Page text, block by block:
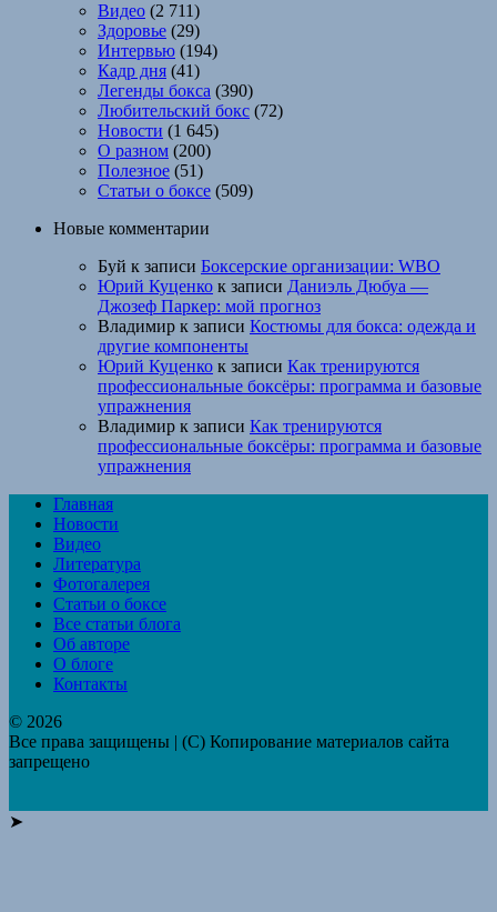
Видео (2 711)
Здоровье (29)
Интервью (194)
Кадр дня (41)
Легенды бокса (390)
Любительский бокс (72)
Новости (1 645)
О разном (200)
Полезное (51)
Статьи о боксе (509)
Новые комментарии
Буй к записи Боксерские организации: WBO
Юрий Куценко к записи Даниэль Дюбуа —
Джозеф Паркер: мой прогноз
Владимир к записи Костюмы для бокса: одежда и
другие компоненты
Юрий Куценко к записи Как тренируются
профессиональные боксёры: программа и базовые
упражнения
Владимир к записи Как тренируются
профессиональные боксёры: программа и базовые
упражнения
Главная
Новости
Видео
Литература
Фотогалерея
Статьи о боксе
Все статьи блога
Об авторе
О блоге
Контакты
© 2026
Все права защищены | (C) Копирование материалов сайта
запрещено
➤